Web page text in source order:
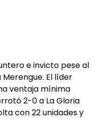
e invicto pese al
El líder
ventaja mínima
2-0 a La Gloria
con 22 unidades y